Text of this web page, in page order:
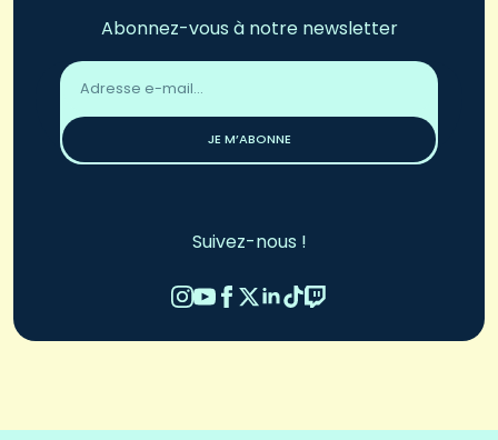
Abonnez-vous à notre newsletter
Adresse
email
JE M’ABONNE
Suivez-nous !